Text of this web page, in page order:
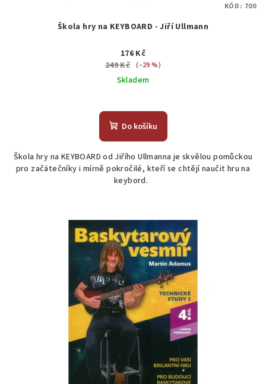
Škola hry na KEYBOARD - Jiří Ullmann
176 Kč
249 Kč (–29 %)
Skladem
Do košíku
Škola hry na KEYBOARD od Jiřího Ullmanna je skvělou pomůckou
pro začátečníky i mírně pokročilé, kteří se chtějí naučit hru na
keybord.
KÓD: 700